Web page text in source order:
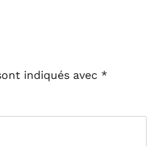
indiqués avec *